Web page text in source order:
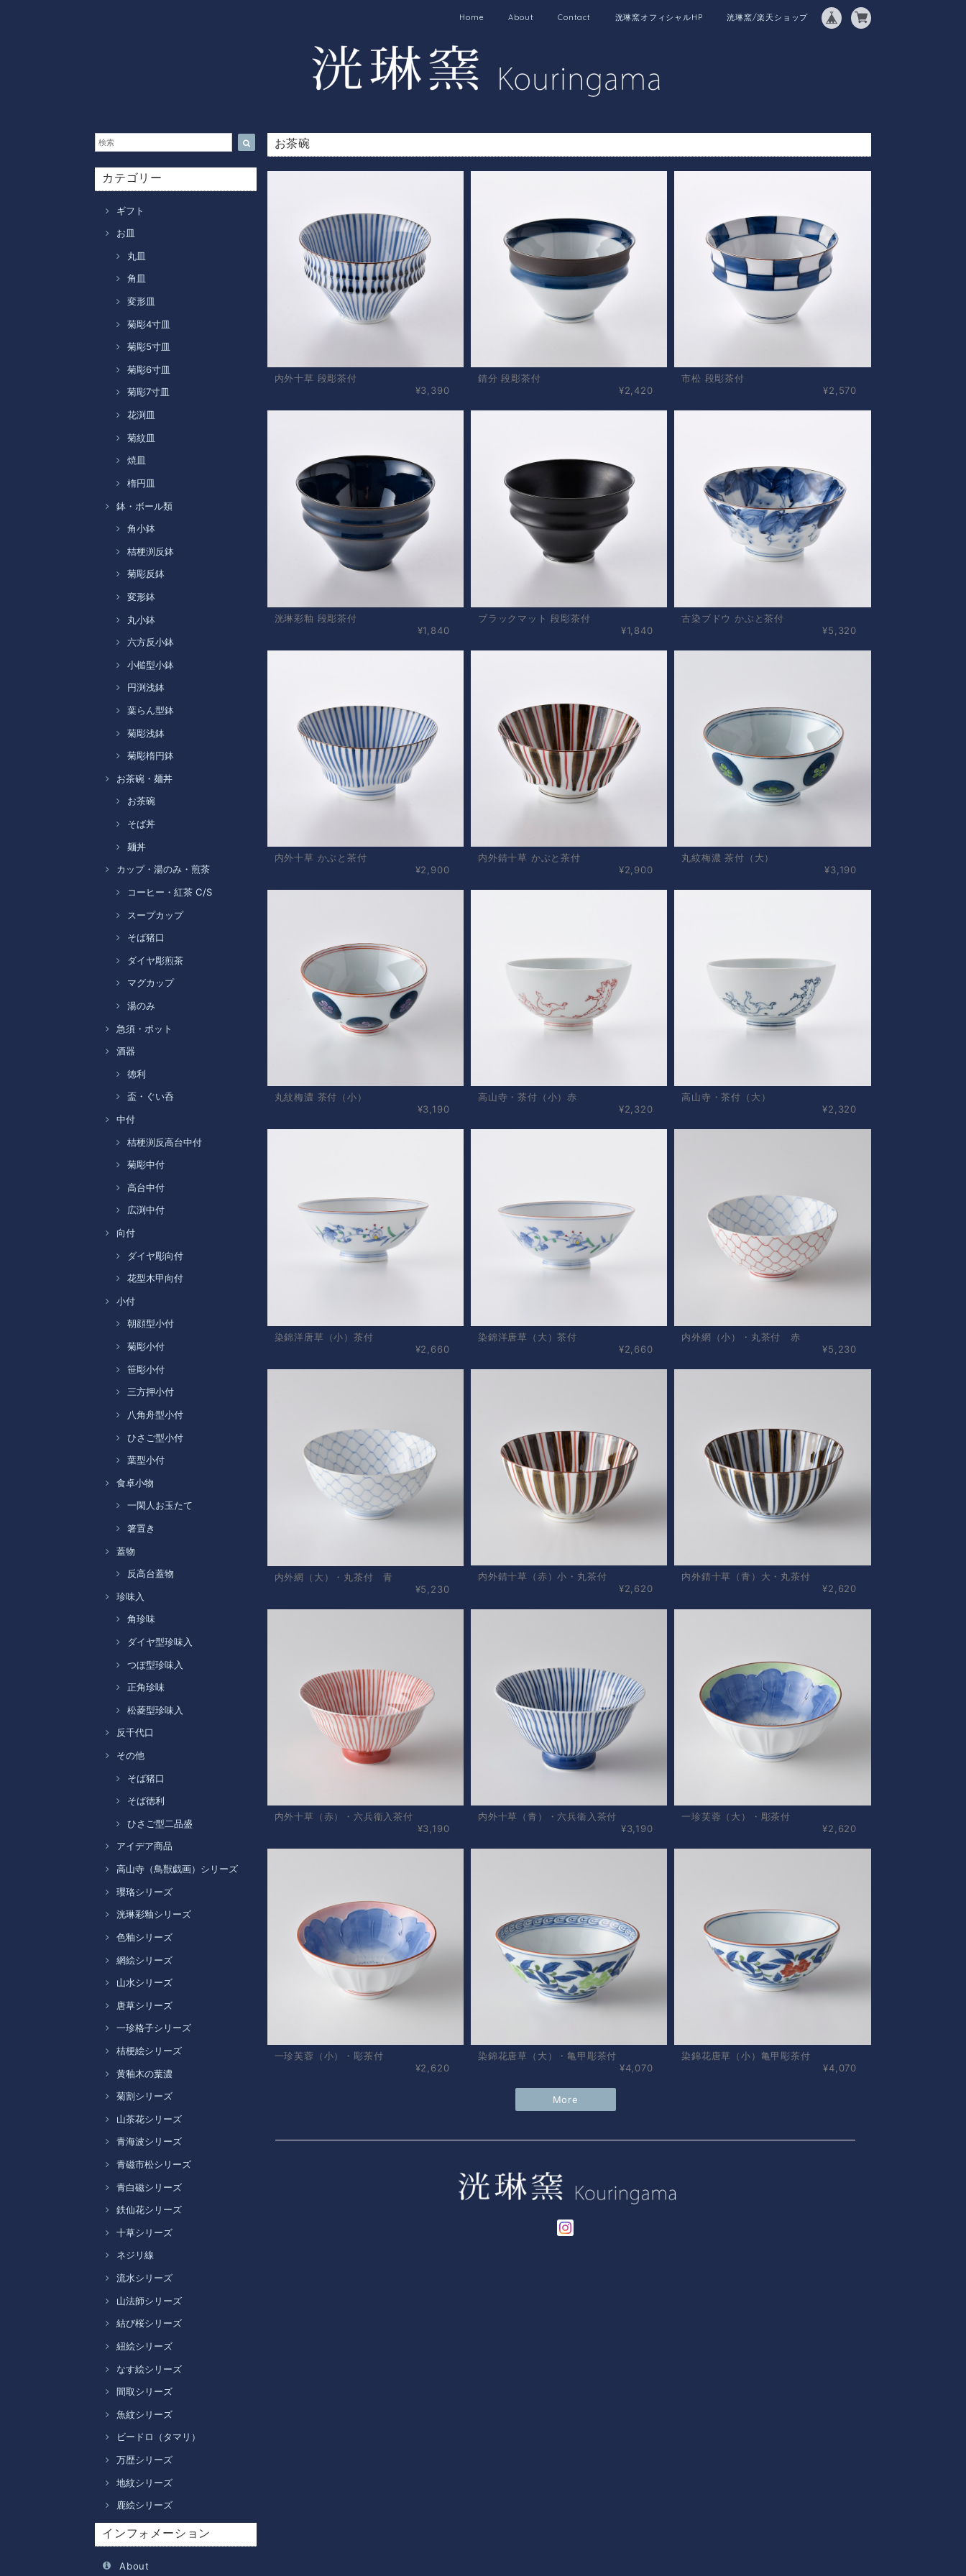
Home About Contact 洸琳窯オフィシャルHP 洸琳窯/楽天ショップ
カテゴリー
ギフト
お皿
丸皿
角皿
変形皿
菊彫4寸皿
菊彫5寸皿
菊彫6寸皿
菊彫7寸皿
花渕皿
菊紋皿
焼皿
楕円皿
鉢・ボール類
角小鉢
桔梗渕反鉢
菊彫反鉢
変形鉢
丸小鉢
六方反小鉢
小槌型小鉢
円渕浅鉢
葉らん型鉢
菊彫浅鉢
菊彫楕円鉢
お茶碗・麺丼
お茶碗
そば丼
麺丼
カップ・湯のみ・煎茶
コーヒー・紅茶 C/S
スープカップ
そば猪口
ダイヤ彫煎茶
マグカップ
湯のみ
急須・ポット
酒器
徳利
盃・ぐい呑
中付
桔梗渕反高台中付
菊彫中付
高台中付
広渕中付
向付
ダイヤ彫向付
花型木甲向付
小付
朝顔型小付
菊彫小付
笹彫小付
三方押小付
八角舟型小付
ひさご型小付
葉型小付
食卓小物
一閑人お玉たて
箸置き
蓋物
反高台蓋物
珍味入
角珍味
ダイヤ型珍味入
つぼ型珍味入
正角珍味
松菱型珍味入
反千代口
その他
そば猪口
そば徳利
ひさご型二品盛
アイデア商品
高山寺（鳥獣戯画）シリーズ
瓔珞シリーズ
洸琳彩釉シリーズ
色釉シリーズ
網絵シリーズ
山水シリーズ
唐草シリーズ
一珍格子シリーズ
桔梗絵シリーズ
黄釉木の葉濃
菊割シリーズ
山茶花シリーズ
青海波シリーズ
青磁市松シリーズ
青白磁シリーズ
鉄仙花シリーズ
十草シリーズ
ネジリ線
流水シリーズ
山法師シリーズ
結び桜シリーズ
紐絵シリーズ
なす絵シリーズ
間取シリーズ
魚紋シリーズ
ビードロ（タマリ）
万歴シリーズ
地紋シリーズ
鹿絵シリーズ
インフォメーション
About
お茶碗
内外十草 段彫茶付
¥3,390
錆分 段彫茶付
¥2,420
市松 段彫茶付
¥2,570
洸琳彩釉 段彫茶付
¥1,840
ブラックマット 段彫茶付
¥1,840
古染ブドウ かぶと茶付
¥5,320
内外十草 かぶと茶付
¥2,900
内外錆十草 かぶと茶付
¥2,900
丸紋梅濃 茶付（大）
¥3,190
丸紋梅濃 茶付（小）
¥3,190
高山寺・茶付（小）赤
¥2,320
高山寺・茶付（大）
¥2,320
染錦洋唐草（小）茶付
¥2,660
染錦洋唐草（大）茶付
¥2,660
内外網（小）・丸茶付 赤
¥5,230
内外網（大）・丸茶付 青
¥5,230
内外錆十草（赤）小・丸茶付
¥2,620
内外錆十草（青）大・丸茶付
¥2,620
内外十草（赤）・六兵衞入茶付
¥3,190
内外十草（青）・六兵衞入茶付
¥3,190
一珍芙蓉（大）・彫茶付
¥2,620
一珍芙蓉（小）・彫茶付
¥2,620
染錦花唐草（大）・亀甲彫茶付
¥4,070
染錦花唐草（小）亀甲彫茶付
¥4,070
More